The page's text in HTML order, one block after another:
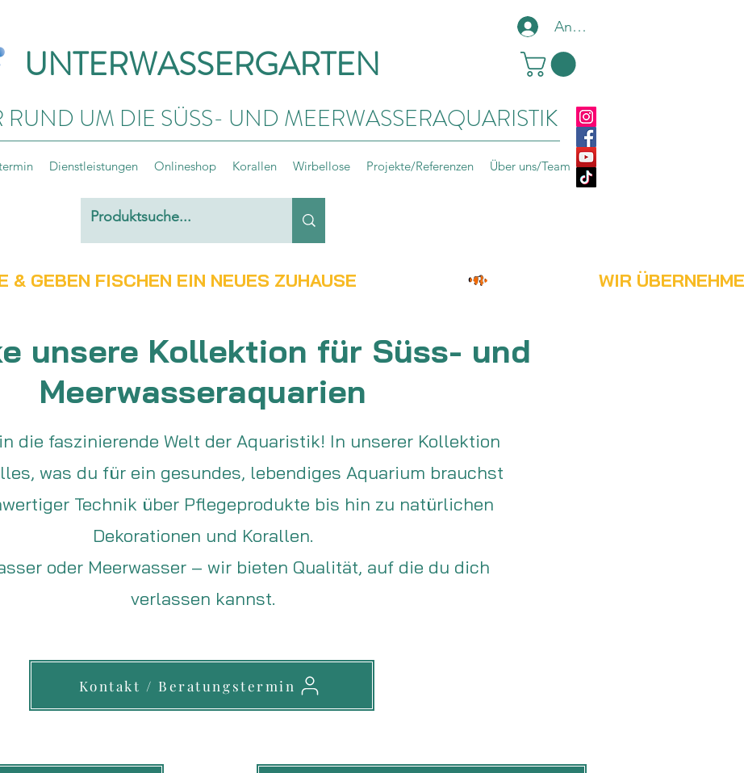
UNTERWASSERGARTEN
Anmelden
RUND UM DIE SÜSS- UND MEERWASSERAQUARISTIK
Dienstleistungen Onlineshop Korallen Wirbellose Projekte/Referenzen Über uns/Team
& GEBEN FISCHEN EIN NEUES ZUHAUSE
unsere Kollektion für Süss- und
Meerwasseraquarien
die faszinierende Welt der Aquaristik! In unserer Kollektion
was du für ein gesundes, lebendiges Aquarium brauchst
Technik über Pflegeprodukte bis hin zu natürlichen
Dekorationen und Korallen.
oder Meerwasser – wir bieten Qualität, auf die du dich
verlassen kannst.
Kontakt / Beratungstermin